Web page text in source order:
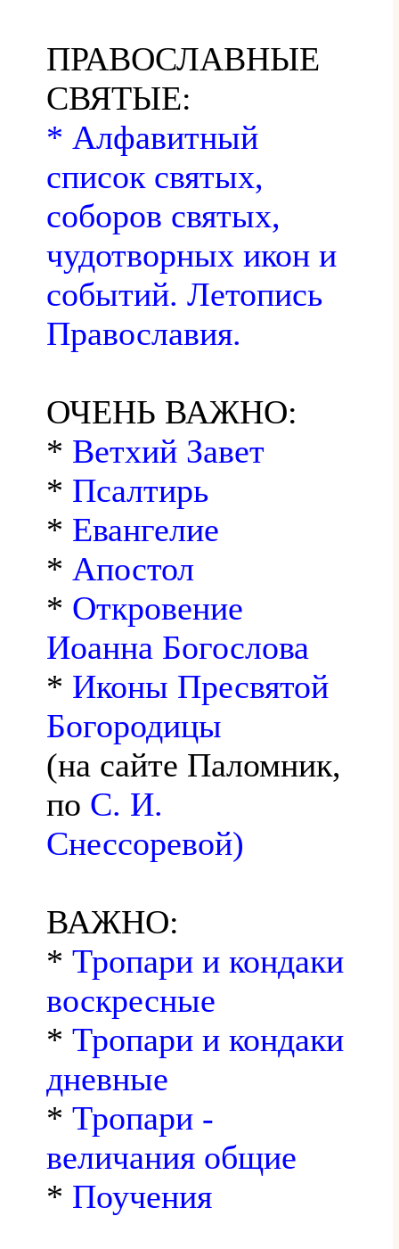
ПРАВОСЛАВНЫЕ
СВЯТЫЕ:
* Алфавитный
список святых,
соборов святых,
чудотворных икон и
событий. Летопись
Православия.
ОЧЕНЬ ВАЖНО:
* Ветхий Завет
* Псалтирь
* Евангелие
* Апостол
* Откровение
Иоанна Богослова
* Иконы Пресвятой
Богородицы
(на сайте Паломник,
по С. И.
Снессоревой)
ВАЖНО:
* Тропари и кондаки
воскресные
* Тропари и кондаки
дневные
* Тропари -
величания общие
* Поучения